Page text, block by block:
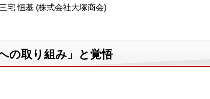
宅 恒基 (株式会社大塚商会)
の取り組み」と覚悟